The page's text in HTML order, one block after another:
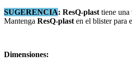
SUGERENCIA: ResQ-plast tiene
Mantenga ResQ-plast en el blister para
Dimensiones: